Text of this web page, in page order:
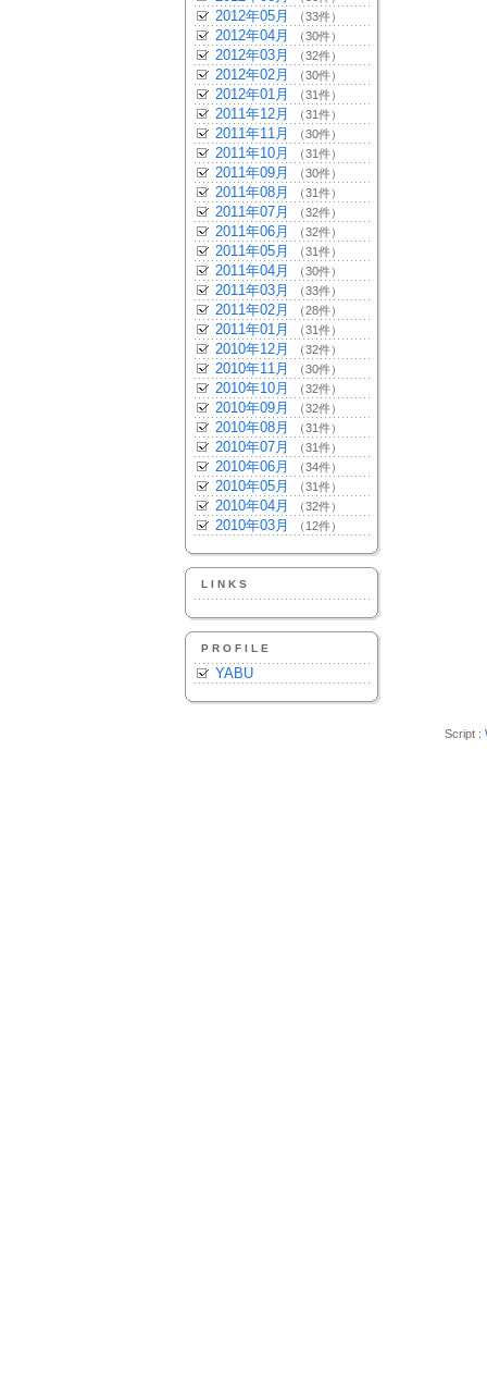
2012年05月 （33件）
2012年04月 （30件）
2012年03月 （32件）
2012年02月 （30件）
2012年01月 （31件）
2011年12月 （31件）
2011年11月 （30件）
2011年10月 （31件）
2011年09月 （30件）
2011年08月 （31件）
2011年07月 （32件）
2011年06月 （32件）
2011年05月 （31件）
2011年04月 （30件）
2011年03月 （33件）
2011年02月 （28件）
2011年01月 （31件）
2010年12月 （32件）
2010年11月 （30件）
2010年10月 （32件）
2010年09月 （32件）
2010年08月 （31件）
2010年07月 （31件）
2010年06月 （34件）
2010年05月 （31件）
2010年04月 （32件）
2010年03月 （12件）
LINKS
PROFILE
YABU
Script :